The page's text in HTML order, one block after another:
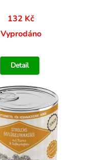
132 Kč
Vyprodáno
Detail